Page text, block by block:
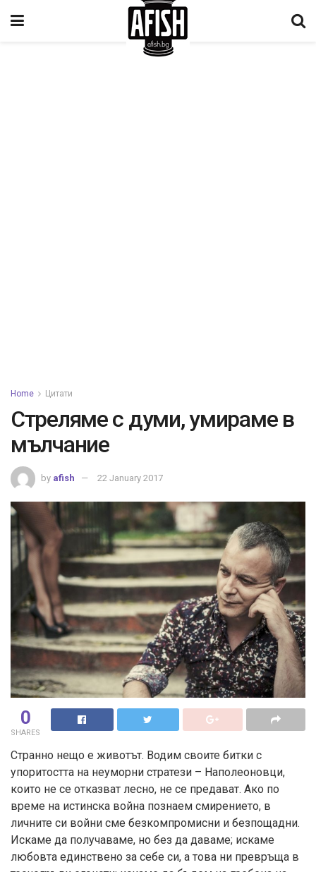
Home Цитати
Стреляме с думи, умираме в
мълчание
by afish 22 January 2017
0
SHARES
Странно нещо е животът. Водим своите битки с
упоритостта на неуморни стратези – Наполеоновци,
които не се отказват лесно, не се предават. Ако по
време на истинска война познаем смирението, в
личните си войни сме безкомпромисни и безпощадни.
Искаме да получаваме, но без да даваме; искаме
любовта единствено за себе си, а това ни превръща в